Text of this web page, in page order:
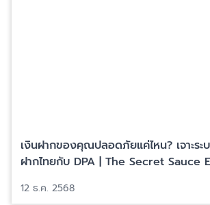
เงินฝากของคุณปลอดภัยแค่ไหน? เจาะระ
ฝากไทยกับ DPA | The Secret Sauce
12 ธ.ค. 2568